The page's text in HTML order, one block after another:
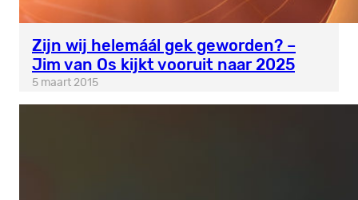
Zijn wij helemáál gek geworden? –
Jim van Os kijkt vooruit naar 2025
5 maart 2015